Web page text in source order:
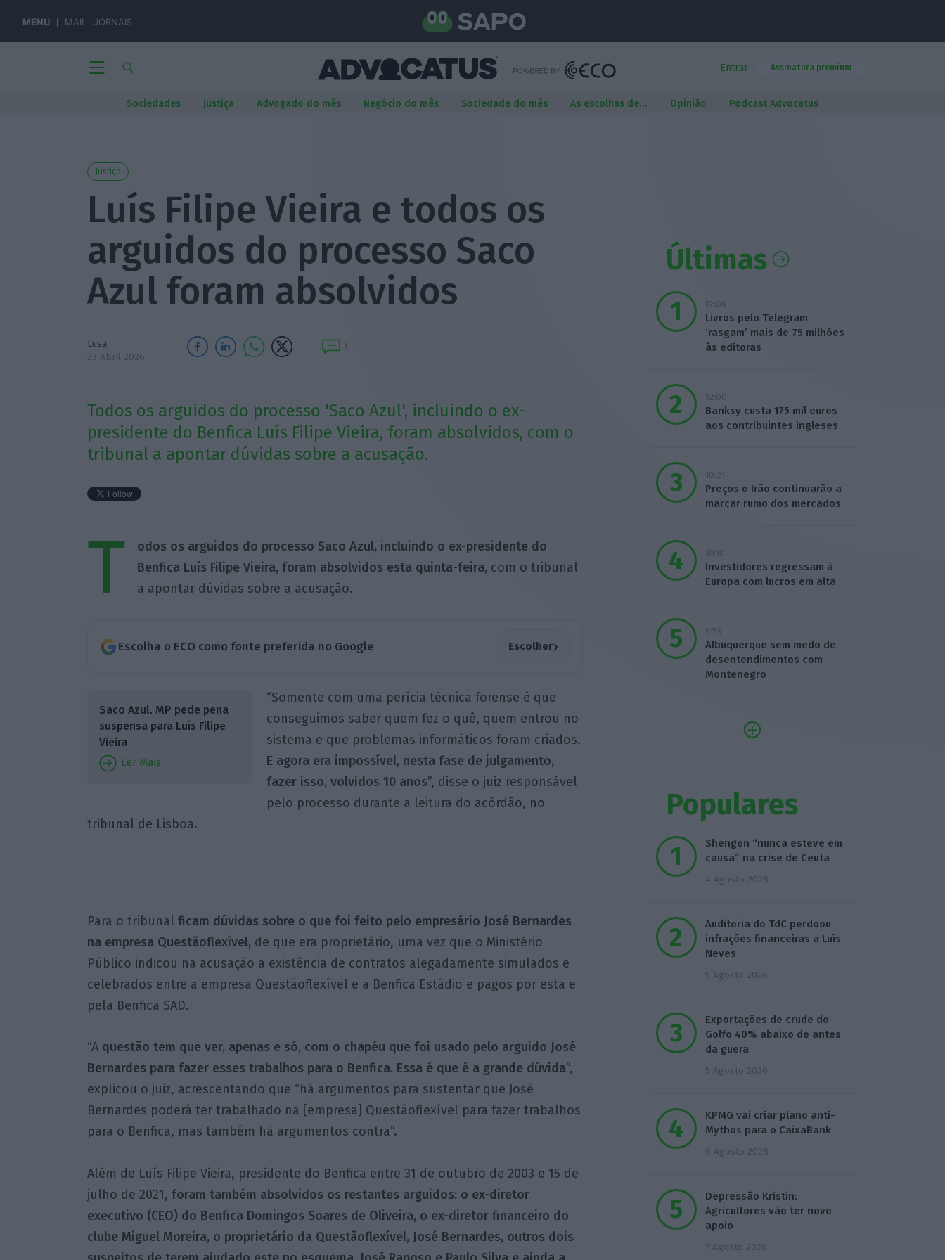
MENU MAIL JORNAIS
Entrar Assinatura premium
Sociedades Justiça Advogado do mês Negócio do mês Sociedade do mês As escolhas de… Opinião Podcast Advocatus
Justiça
Luís Filipe Vieira e todos os
arguidos do processo Saco
Azul foram absolvidos
Lusa
23 Abril 2026
1
Todos os arguidos do processo 'Saco Azul', incluindo o ex-
presidente do Benfica Luís Filipe Vieira, foram absolvidos, com o
tribunal a apontar dúvidas sobre a acusação.
T
odos os arguidos do processo Saco Azul, incluindo o ex-presidente do
Benfica Luís Filipe Vieira, foram absolvidos esta quinta-feira, com o tribunal
a apontar dúvidas sobre a acusação.
Escolha o ECO como fonte preferida no Google Escolher›
Saco Azul. MP pede pena
suspensa para Luís Filipe
Vieira
Ler Mais
“Somente com uma perícia técnica forense é que
conseguimos saber quem fez o quê, quem entrou no
sistema e que problemas informáticos foram criados.
E agora era impossível, nesta fase de julgamento,
fazer isso, volvidos 10 anos”, disse o juiz responsável
pelo processo durante a leitura do acórdão, no
tribunal de Lisboa.
Para o tribunal ficam dúvidas sobre o que foi feito pelo empresário José Bernardes
na empresa Questãoflexível, de que era proprietário, uma vez que o Ministério
Público indicou na acusação a existência de contratos alegadamente simulados e
celebrados entre a empresa Questãoflexível e a Benfica Estádio e pagos por esta e
pela Benfica SAD.
“Aquestão tem que ver, apenas e só, com o chapéu que foi usado pelo arguido José
Bernardes para fazer esses trabalhos para o Benfica. Essa é que é a grande dúvida”,
explicou o juiz, acrescentando que “há argumentos para sustentar que José
Bernardes poderá ter trabalhado na [empresa] Questãoflexível para fazer trabalhos
para o Benfica, mas também há argumentos contra”.
Além de Luís Filipe Vieira, presidente do Benfica entre 31 de outubro de 2003 e 15 de
julho de 2021, foram também absolvidos os restantes arguidos: o ex-diretor
executivo (CEO) do Benfica Domingos Soares de Oliveira, o ex-diretor financeiro do
clube Miguel Moreira, o proprietário da Questãoflexível, José Bernardes, outros dois
Últimas
12:06
Livros pelo Telegram
‘rasgam’ mais de 75 milhões
às editoras
12:00
Banksy custa 175 mil euros
aos contribuintes ingleses
10:21
Preços o Irão continuarão a
marcar rumo dos mercados
10:10
Investidores regressam à
Europa com lucros em alta
9:59
Albuquerque sem medo de
desentendimentos com
Montenegro
Populares
Shengen “nunca esteve em
causa” na crise de Ceuta
4 Agosto 2026
Auditoria do TdC perdoou
infrações financeiras a Luís
Neves
5 Agosto 2026
Exportações de crude do
Golfo 40% abaixo de antes
da guera
5 Agosto 2026
KPMG vai criar plano anti-
Mythos para o CaixaBank
6 Agosto 2026
Depressão Kristin:
Agricultores vão ter novo
apoio
7 Agosto 2026